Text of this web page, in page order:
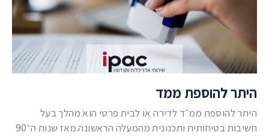
היתר להוספת ממד
היתר להוספת ממ״ד לדירה או לבית פרטי הוא מהלך בעל
חשיבות בטיחותית ותכנונית מהמעלה הראשונה.מאז שנות ה־90